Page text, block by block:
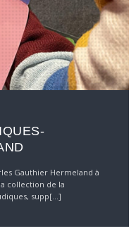
Gauthier Hermeland à
collection de la
supp[...]